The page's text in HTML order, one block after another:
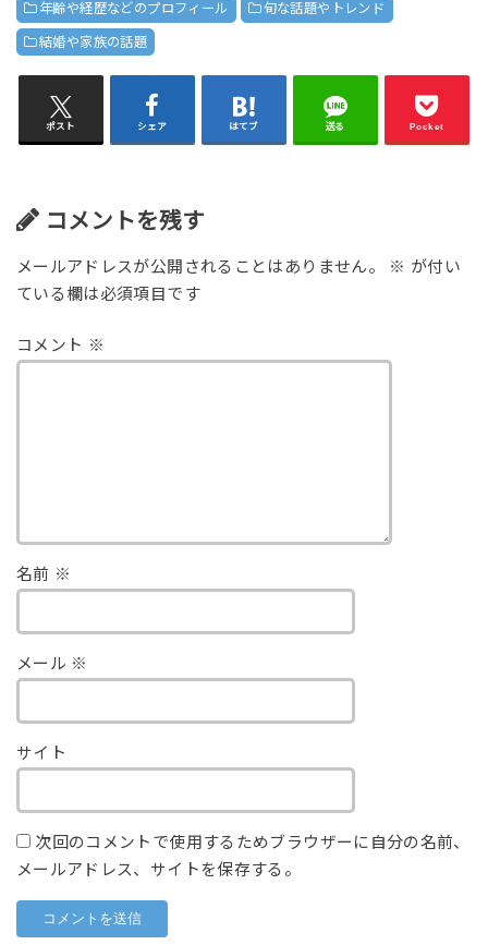
年齢や経歴などのプロフィール 旬な話題やトレンド
結婚や家族の話題
ポスト シェア はてブ 送る Pocket
コメントを残す
メールアドレスが公開されることはありません。 ※ が付い
ている欄は必須項目です
コメント ※
名前 ※
メール ※
サイト
次回のコメントで使用するためブラウザーに自分の名前、
メールアドレス、サイトを保存する。